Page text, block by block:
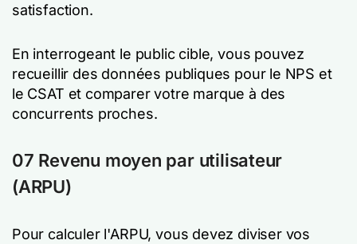
satisfaction.
En interrogeant le public cible, vous pouvez
recueillir des données publiques pour le NPS et
le CSAT et comparer votre marque à des
concurrents proches.
07 Revenu moyen par utilisateur
(ARPU)
Pour calculer l'ARPU, vous devez diviser vos